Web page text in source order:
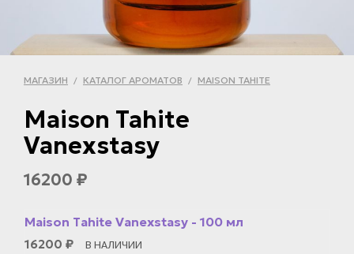
МАГАЗИН / КАТАЛОГ АРОМАТОВ / MAISON TAHITE
Maison Tahite
Vanexstasy
16200 ₽
Maison Tahite Vanexstasy - 100 мл
16200 ₽ В НАЛИЧИИ